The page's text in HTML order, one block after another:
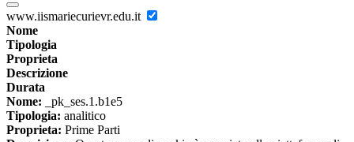
www.iismariecurievr.edu.it
Nome
Tipologia
Proprieta
Descrizione
Durata
Nome: _pk_ses.1.b1e5
Tipologia: analitico
Proprieta: Prime Parti